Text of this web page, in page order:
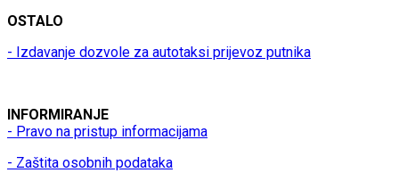
OSTALO
- Izdavanje dozvole za autotaksi prijevoz putnika
INFORMIRANJE
- Pravo na pristup informacijama
- Zaštita osobnih podataka